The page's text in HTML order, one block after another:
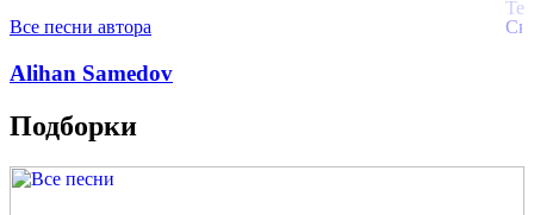
Все песни автора
Alihan Samedov
Подборки